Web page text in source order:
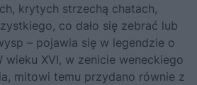
krytych strzechą chatach,
co dało się zebrać lub
– pojawia się w legendzie o
wieku XVI, w zenicie weneckiego
mitowi temu przydano równie z